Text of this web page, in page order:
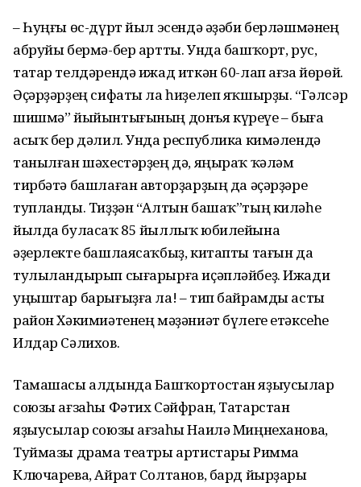
– Һуңғы өс-дүрт йыл эсендә әҙәби берләшмәнең
абруйы бермә-бер артты. Унда башҡорт, рус,
татар телдәрендә ижад иткән 60-лап ағза йөрөй.
Әҫәрҙәрҙең сифаты ла һиҙелеп яҡшырҙы. “Гәлсәр
шишмә” йыйынтығының донъя күреүе – быға
асыҡ бер дәлил. Унда республика кимәлендә
танылған шәхестәрҙең дә, яңыраҡ ҡәләм
тирбәтә башлаған авторҙарҙың да әҫәрҙәре
тупланды. Тиҙҙән “Алтын башаҡ”тың киләһе
йылда буласаҡ 85 йыллыҡ юбилейына
әҙерлекте башлаясаҡбыҙ, китапты тағын да
тулыландырып сығарырға иҫәпләйбеҙ. Ижади
уңыштар барығыҙға ла! – тип байрамды асты
район Хәкимиәтенең мәҙәниәт бүлеге етәксеһе
Илдар Сәлихов.
Тамашасы алдында Башҡортостан яҙыусылар
союзы ағзаһы Фәтих Сәйфран, Татарстан
яҙыусылар союзы ағзаһы Наилә Миңнеханова,
Туймазы драма театры артистары Римма
Ключарева, Айрат Солтанов, бард йырҙары